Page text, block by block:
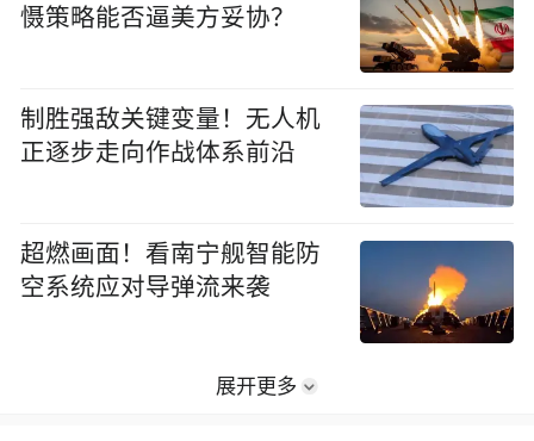
慑策略能否逼美方妥协？
制胜强敌关键变量！无人机
正逐步走向作战体系前沿
超燃画面！看南宁舰智能防
空系统应对导弹流来袭
展开更多